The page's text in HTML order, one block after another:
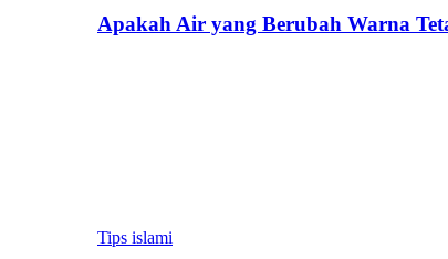
Apakah Air yang Berubah Warna
Tips islami